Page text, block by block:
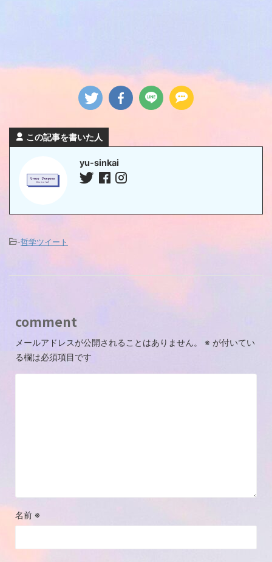
この記事を書いた人
yu-sinkai
-哲学ツイート
comment
メールアドレスが公開されることはありません。 ※ が付いてい
る欄は必須項目です
名前 ※